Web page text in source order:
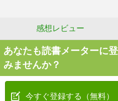
感想レビュー
あなたも読書メーターに
みませんか？
今すぐ登録する（無料）